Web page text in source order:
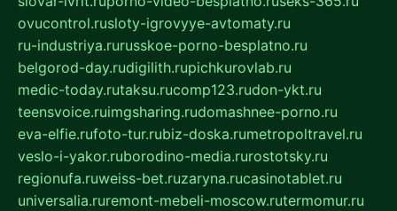
ovucontrol.rusloty-igrovyye-avtomaty.ru
ru-industriya.rurusskoe-porno-besplatno.ru
belgorod-day.rudigilith.rupichkurovlab.ru
medic-today.rutaksu.rucomp123.rudon-ykt.ru
teensvoice.ruimgsharing.rudomashnee-porno.ru
eva-elfie.rufoto-tur.rubiz-doska.rumetropoltravel.ru
veslo-i-yakor.ruborodino-media.rurostotsky.ru
regionufa.ruweiss-bet.ruzaryna.rucasinotablet.ru
universalia.ruremont-mebeli-moscow.rutermomur.ru